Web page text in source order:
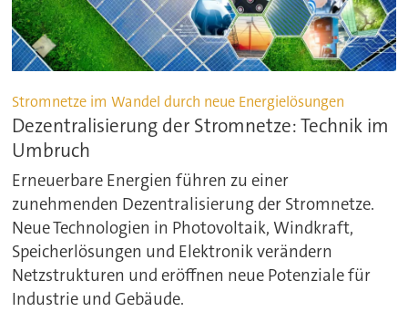
Stromnetze im Wandel durch neue Energielösungen
Dezentralisierung der Stromnetze: Technik im
Umbruch
Erneuerbare Energien führen zu einer
zunehmenden Dezentralisierung der Stromnetze.
Neue Technologien in Photovoltaik, Windkraft,
Speicherlösungen und Elektronik verändern
Netzstrukturen und eröffnen neue Potenziale für
Industrie und Gebäude.